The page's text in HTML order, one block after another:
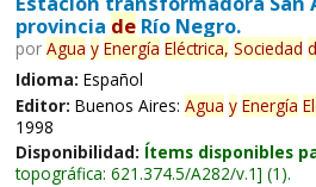
provincia deRío Negro.
por Agua y Energía Eléctrica, Sociedad
Idioma: Español
Editor: Buenos Aires: Agua y Energía
1998
Disponibilidad: Ítems disponibles
topográfica: 621.374.5/A282/v.1 (1).